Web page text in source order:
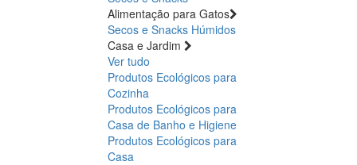
Alimentação para Gatos
Secos e Snacks Húmidos
Casa e Jardim
Ver tudo
Produtos Ecológicos para
Cozinha
Produtos Ecológicos para
Casa de Banho e Higiene
Produtos Ecológicos para
Casa